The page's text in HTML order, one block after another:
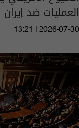
العمليات ضد إيران
13:21 | 2026-07-30